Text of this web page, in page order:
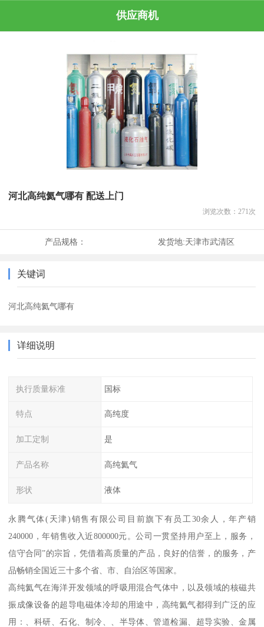
供应商机
河北高纯氦气哪有 配送上门
浏览次数： 271 次
产品规格： 发货地:天津市武清区
关键词
河北高纯氦气哪有
详细说明
执行质量标准 国标
特点 高纯度
加工定制 是
产品名称 高纯氦气
形状 液体
永腾气体(天津)销售有限公司目前旗下有员工30余人，年产销
240000，年销售收入近800000元。公司一贯坚持用户至上，服务，
信守合同”的宗旨，凭借着高质量的产品，良好的信誉，的服务，产
品畅销全国近三十多个省、市、自治区等国家。
高纯氦气在海洋开发领域的呼吸用混合气体中，以及领域的核磁共
振成像设备的超导电磁体冷却的用途中，高纯氦气都得到广泛的应
用：、科研、石化、制冷、、半导体、管道检漏、超导实验、金属